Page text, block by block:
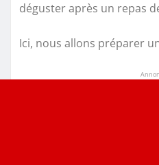
déguster après un repas
Ici, nous allons préparer